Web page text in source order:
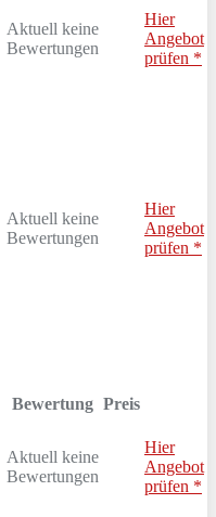
Aktuell keine
Bewertungen
Hier
Angebot
prüfen *
Aktuell keine
Bewertungen
Hier
Angebot
prüfen *
Bewertung Preis
Aktuell keine
Bewertungen
Hier
Angebot
prüfen *